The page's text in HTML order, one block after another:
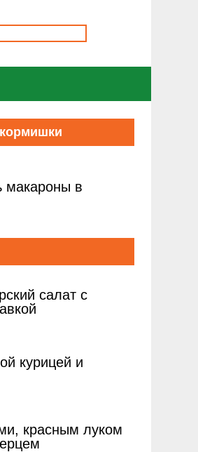
макароны в
салат с
курицей и
красным луком